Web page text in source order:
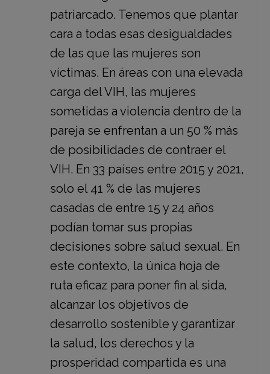
patriarcado. Tenemos que plantar
cara a todas esas desigualdades
de las que las mujeres son
víctimas. En áreas con una elevada
carga del VIH, las mujeres
sometidas a violencia dentro de la
pareja se enfrentan a un 50 % más
de posibilidades de contraer el
VIH. En 33 países entre 2015 y 2021,
solo el 41 % de las mujeres
casadas de entre 15 y 24 años
podían tomar sus propias
decisiones sobre salud sexual. En
este contexto, la única hoja de
ruta eficaz para poner fin al sida,
alcanzar los objetivos de
desarrollo sostenible y garantizar
la salud, los derechos y la
prosperidad compartida es una